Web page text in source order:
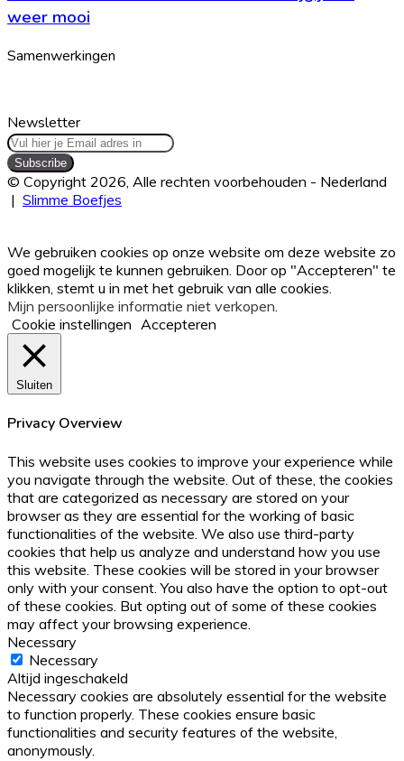
krijg
ze
weer mooi
Samenwerkingen
Newsletter
Vul
hier
je
Email
adres
© Copyright 2026, Alle rechten voorbehouden - Nederland
| Slimme Boefjes
top
button
We gebruiken cookies op onze website om deze website zo
goed mogelijk te kunnen gebruiken. Door op "Accepteren" te
klikken, stemt u in met het gebruik van alle cookies.
Mijn persoonlijke informatie niet verkopen
Cookie instellingen Accepteren
Sluiten
Privacy Overview
This website uses cookies to improve your experience while
you navigate through the website. Out of these, the cookies
that are categorized as necessary are stored on your
browser as they are essential for the working of basic
functionalities of the website. We also use third-party
cookies that help us analyze and understand how you use
this website. These cookies will be stored in your browser
only with your consent. You also have the option to opt-out
of these cookies. But opting out of some of these cookies
may affect your browsing experience.
Necessary
Necessary
Altijd ingeschakeld
Necessary cookies are absolutely essential for the website
to function properly. These cookies ensure basic
functionalities and security features of the website,
anonymously.